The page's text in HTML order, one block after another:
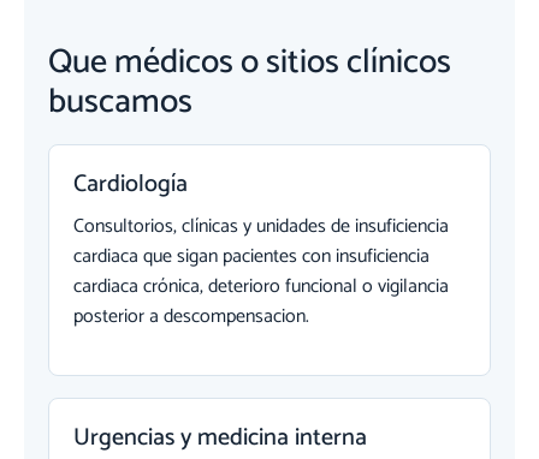
Que médicos o sitios clínicos
buscamos
Cardiología
Consultorios, clínicas y unidades de insuficiencia
cardiaca que sigan pacientes con insuficiencia
cardiaca crónica, deterioro funcional o vigilancia
posterior a descompensacion.
Urgencias y medicina interna